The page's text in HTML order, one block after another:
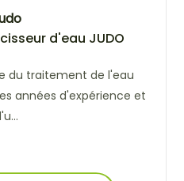
d'eau JUDO
du traitement de l'eau
années d'expérience et